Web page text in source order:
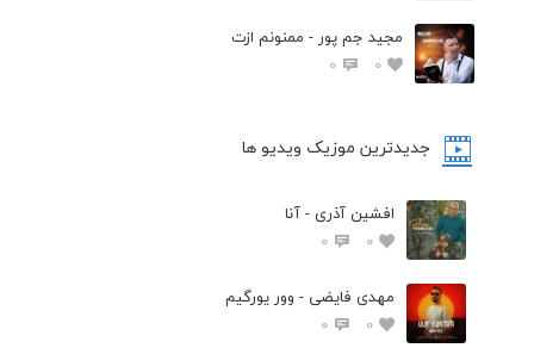
مجید جم پور - ممنونم ازت
0
0
جدیدترین موزیک ویدیو ها
افشین آذری - آنا
0
0
مهدی فایضی - وور یورگیم
0
0